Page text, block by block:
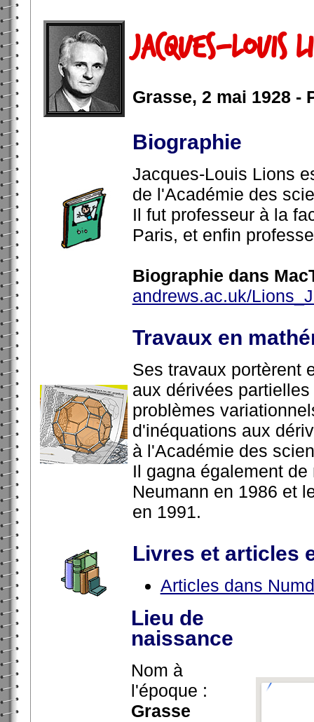
Jacques-Louis
Grasse, 2 mai 1928 -
Biographie
Jacques-Louis Lions
de l'Académie des
Il fut professeur à la
Paris, et enfin
Biographie dans
andrews.ac.uk/
Travaux en
Ses travaux portèrent
aux dérivées
problèmes
d'inéquations aux
à l'Académie des
Il gagna également
Neumann en 1986 et
en 1991.
Livres et articles
Articles dans
Lieu de
naissance
Nom à
l'époque :
Grasse